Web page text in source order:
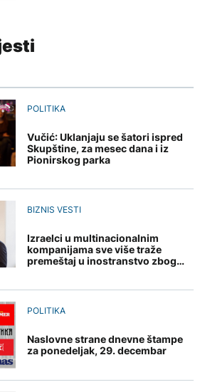
POLITIKA
Vučić: Uklanjaju se šatori ispred
Skupštine, za mesec dana i iz
Pionirskog parka
BIZNIS VESTI
Izraelci u multinacionalnim
kompanijama sve više traže
premeštaj u inostranstvo zbog
POLITIKA
Naslovne strane dnevne štampe
za ponedeljak, 29. decembar